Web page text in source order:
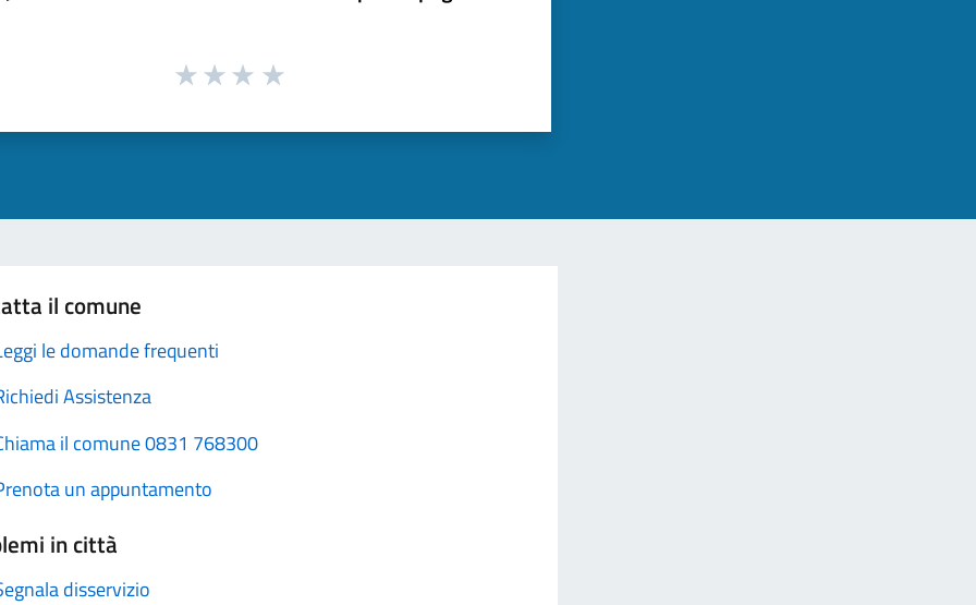
il comune
le domande frequenti
Assistenza
il comune 0831 768300
un appuntamento
in città
disservizio